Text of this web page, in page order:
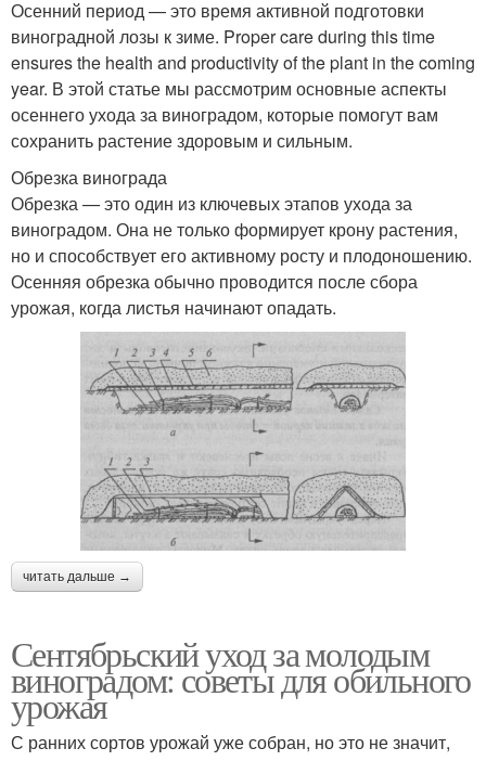
Осенний период — это время активной подготовки
виноградной лозы к зиме. Proper care during this time
ensures the health and productivity of the plant in the coming
year. В этой статье мы рассмотрим основные аспекты
осеннего ухода за виноградом, которые помогут вам
сохранить растение здоровым и сильным.
Обрезка винограда
Обрезка — это один из ключевых этапов ухода за
виноградом. Она не только формирует крону растения,
но и способствует его активному росту и плодоношению.
Осенняя обрезка обычно проводится после сбора
урожая, когда листья начинают опадать.
читать дальше →
Сентябрьский уход за молодым
виноградом: советы для обильного
урожая
С ранних сортов урожай уже собран, но это не значит,